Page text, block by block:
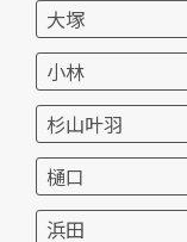
大塚
小林
杉山叶羽
樋口
浜田